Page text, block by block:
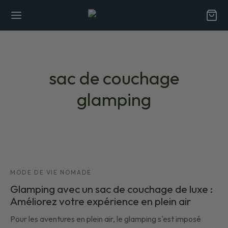
sac de couchage
glamping
MODE DE VIE NOMADE
Glamping avec un sac de couchage de luxe :
Améliorez votre expérience en plein air
Pour les aventures en plein air, le glamping s'est imposé
des fibres naturelles